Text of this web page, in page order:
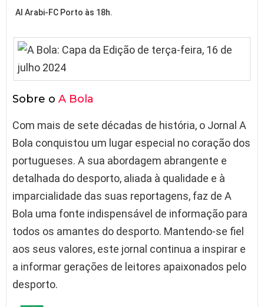
Al Arabi-FC Porto às 18h.
Sobre o A Bola
Com mais de sete décadas de história, o Jornal A
Bola conquistou um lugar especial no coração dos
portugueses. A sua abordagem abrangente e
detalhada do desporto, aliada à qualidade e à
imparcialidade das suas reportagens, faz de A
Bola uma fonte indispensável de informação para
todos os amantes do desporto. Mantendo-se fiel
aos seus valores, este jornal continua a inspirar e
a informar gerações de leitores apaixonados pelo
desporto.